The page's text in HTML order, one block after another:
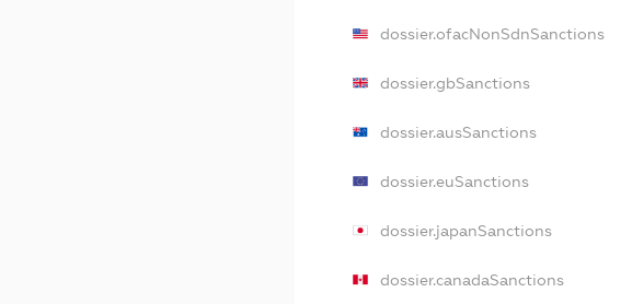
dossier.ofacNonSdnSanctions
dossier.gbSanctions
dossier.ausSanctions
dossier.euSanctions
dossier.japanSanctions
dossier.canadaSanctions